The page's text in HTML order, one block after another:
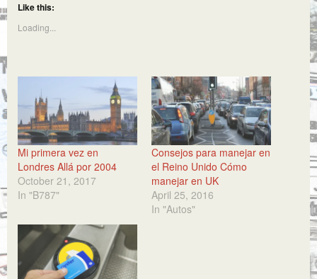
Like this:
Loading...
Mi primera vez en
Londres Allá por 2004
October 21, 2017
In "B787"
Consejos para manejar en
el Reino Unido Cómo
manejar en UK
April 25, 2016
In "Autos"